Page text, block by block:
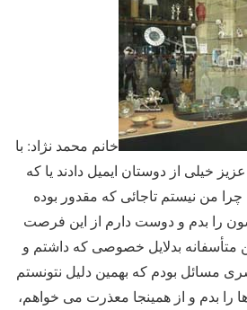
خانم محمد نژاد: با
خیلی از دوستان ایمیل دادند یا که
من نیستم تاجائی که مقدور بوده
را بدم و دوست دارم از این فرصت
متأسفانه بدلایل خصوصی که داشتم و
مسائل بودم که بهمین دلیل نتونستم
را بدم و از همینجا معذرت می خواهم،